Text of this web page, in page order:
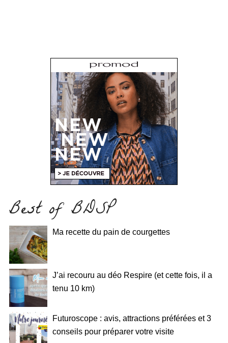
Best of BDSP
Ma recette du pain de courgettes
J’ai recouru au déo Respire (et cette fois, il a
tenu 10 km)
Futuroscope : avis, attractions préférées et 3
conseils pour préparer votre visite